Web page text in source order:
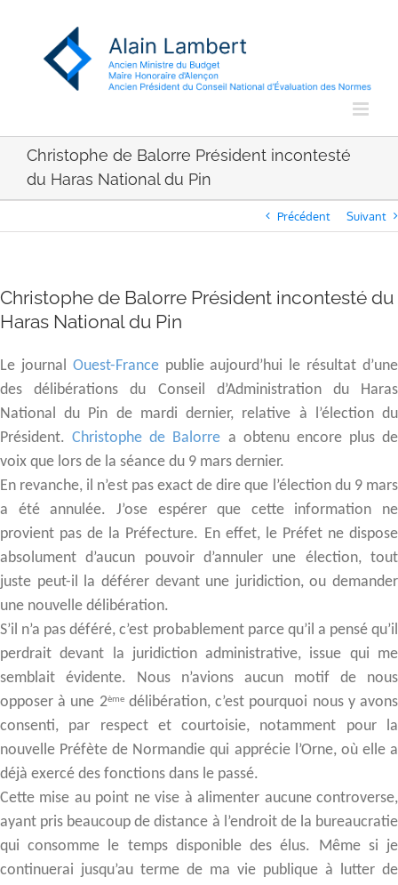
Christophe de Balorre Président incontesté
du Haras National du Pin
Précédent Suivant
Christophe de Balorre Président incontesté du
Haras National du Pin
Le journal Ouest-France publie aujourd’hui le résultat d’une
des délibérations du Conseil d’Administration du Haras
National du Pin de mardi dernier, relative à l’élection du
Président.Christophe de Balorre a obtenu encore plus de
voix que lors de la séance du 9 mars dernier.
En revanche, il n’est pas exact de dire que l’élection du 9 mars
a été annulée. J’ose espérer que cette information ne
provient pas de la Préfecture. En effet, le Préfet ne dispose
absolument d’aucun pouvoir d’annuler une élection, tout
juste peut-il la déférer devant une juridiction, ou demander
une nouvelle délibération.
S’il n’a pas déféré, c’est probablement parce qu’il a pensé qu’il
perdrait devant la juridiction administrative, issue qui me
semblait évidente. Nous n’avions aucun motif de nous
opposer à une 2èmedélibération, c’est pourquoi nous y avons
consenti, par respect et courtoisie, notamment pour la
nouvelle Préfète de Normandie qui apprécie l’Orne, où elle a
déjà exercé des fonctions dans le passé.
Cette mise au point ne vise à alimenter aucune controverse,
ayant pris beaucoup de distance à l’endroit de la bureaucratie
qui consomme le temps disponible des élus. Même si je
continuerai jusqu’au terme de ma vie publique à lutter de